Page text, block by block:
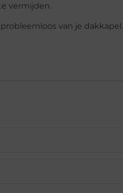
vermijden.
van je dakkapel.